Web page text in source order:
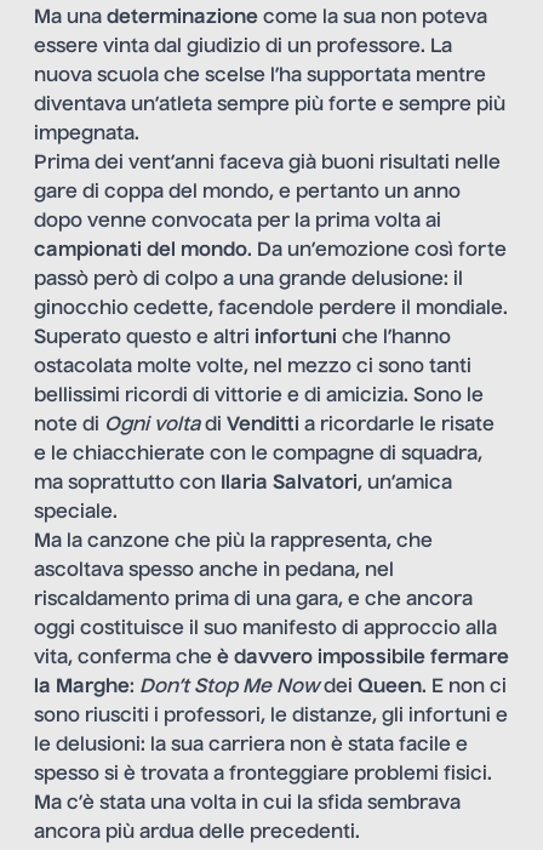
Ma una determinazione come la sua non poteva
essere vinta dal giudizio di un professore. La
nuova scuola che scelse l’ha supportata mentre
diventava un’atleta sempre più forte e sempre più
impegnata.
Prima dei vent’anni faceva già buoni risultati nelle
gare di coppa del mondo, e pertanto un anno
dopo venne convocata per la prima volta ai
campionati del mondo. Da un’emozione così forte
passò però di colpo a una grande delusione: il
ginocchio cedette, facendole perdere il mondiale.
Superato questo e altri infortuni che l’hanno
ostacolata molte volte, nel mezzo ci sono tanti
bellissimi ricordi di vittorie e di amicizia. Sono le
note di Ogni voltadi Venditti a ricordarle le risate
e le chiacchierate con le compagne di squadra,
ma soprattutto con
Ilaria Salvatori, un’amica
speciale.
Ma la canzone che più la rappresenta, che
ascoltava spesso anche in pedana, nel
riscaldamento prima di una gara, e che ancora
oggi costituisce il suo manifesto di approccio alla
vita, conferma che è davvero impossibile fermare
la Marghe: Don’t Stop Me Nowdei Queen. E non ci
sono riusciti i professori, le distanze, gli infortuni e
le delusioni: la sua carriera non è stata facile e
spesso si è trovata a fronteggiare problemi fisici.
Ma c’è stata una volta in cui la sfida sembrava
ancora più ardua delle precedenti.